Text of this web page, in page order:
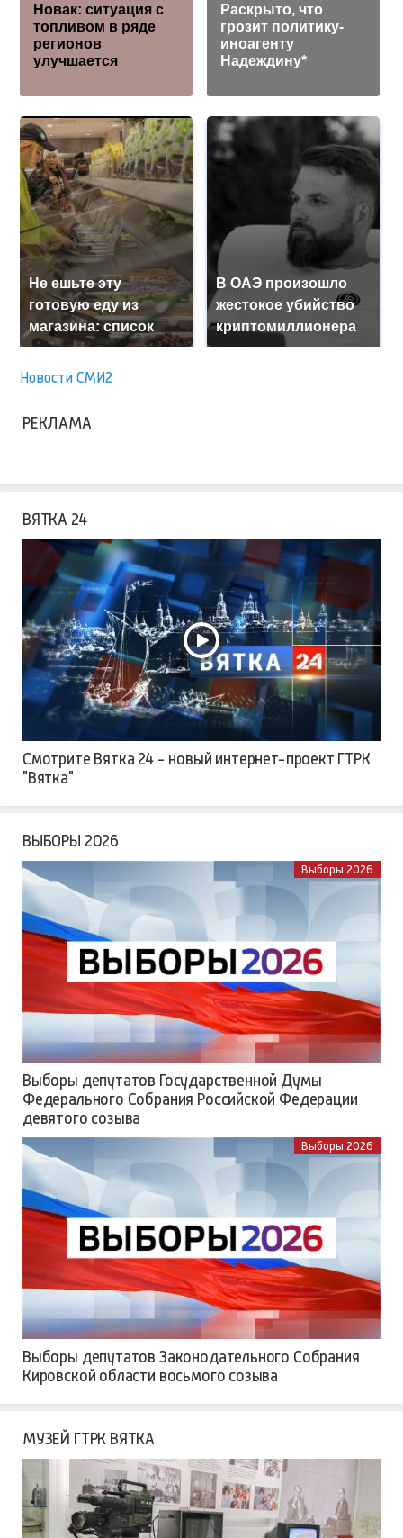
Новак: ситуация с
топливом в ряде
регионов
улучшается
Раскрыто, что
грозит политику-
иноагенту
Надеждину*
Не ешьте эту
готовую еду из
магазина: список
В ОАЭ произошло
жестокое убийство
криптомиллионера
Новости СМИ2
РЕКЛАМА
ВЯТКА 24
Смотрите Вятка 24 - новый интернет-проект ГТРК
"Вятка"
ВЫБОРЫ 2026
Выборы 2026
Выборы депутатов Государственной Думы
Федерального Собрания Российской Федерации
девятого созыва
Выборы 2026
Выборы депутатов Законодательного Собрания
Кировской области восьмого созыва
МУЗЕЙ ГТРК ВЯТКА